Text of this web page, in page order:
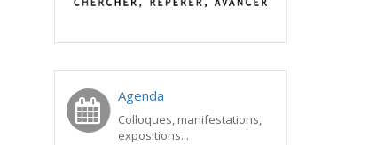
Agenda
Colloques, manifestations,
expositions...